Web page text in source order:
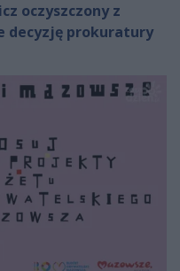
oczyszczony z
decyzję prokuratury